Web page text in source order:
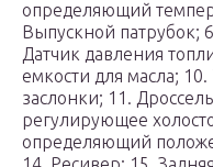
определяющий
Выпускной патрубок;
Датчик давления
емкости для масла;
заслонки; 11.
регулирующее
определяющий